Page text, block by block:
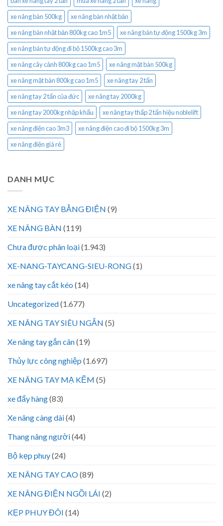
xe nâng bàn 500kg
xe nâng bàn nhật bản
xe nâng bàn nhật bản 800kg cao 1m5
xe nâng bán tự động 1500kg 3m
xe nâng bán tự động đi bộ 1500kg cao 3m
xe nâng cây cảnh 800kg cao 1m5
xe nâng mặt bàn 500kg
xe nâng mặt bàn 800kg cao 1m5
xe nâng tay 2 tấn
xe nâng tay 2 tấn của đức
xe nâng tay 2000kg
xe nâng tay 2000kg nhập khẩu
xe nâng tay thấp 2 tấn hiệu noblelift
xe nâng điện cao 3m3
xe nâng điện cao đi bộ 1500kg 3m
xe nâng điện giá rẻ
DANH MỤC
XE NÂNG TAY BẰNG ĐIỆN (9)
XE NÂNG BÀN (119)
Chưa được phân loại(1.943)
XE-NANG-TAYCANG-SIEU-RONG(1)
xe nâng tay cắt kéo (14)
Uncategorized(1.677)
XE NÂNG TAY SIÊU NGẮN (5)
Xe nâng tay gắn cân(19)
Thủy lực công nghiệp (1.697)
XE NÂNG TAY MẠ KẼM (5)
xe đẩy hàng(83)
Xe nâng càng dài(4)
Thang nâng người(44)
Bộ kẹp phuy(24)
XE NÂNG TAY CAO(89)
XE NÂNG ĐIỆN NGỒI LÁI (2)
KẸP PHUY ĐÔI (14)